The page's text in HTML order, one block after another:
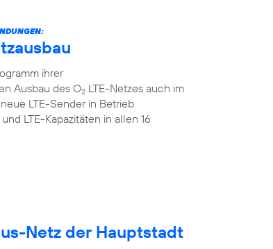
ihrer
Ausbau des O2 LTE-Netzes auch im
LTE-Sender in Betrieb
LTE-Kapazitäten in allen 16
Netz der Hauptstadt